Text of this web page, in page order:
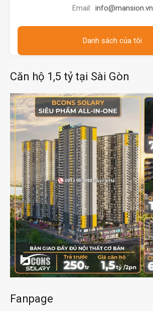
Email: info@mansion.vn
Danh sách của tôi
Căn hộ 1,5 tỷ tại Sài Gòn
Fanpage